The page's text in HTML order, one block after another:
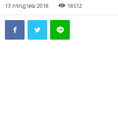
13 กรกฎาคม 2018 18512